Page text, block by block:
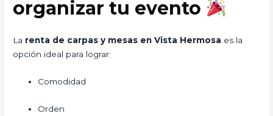
organizar tu evento
La renta de carpas y mesas en Vista Hermosa es la
opción ideal para lograr:
Comodidad
Orden